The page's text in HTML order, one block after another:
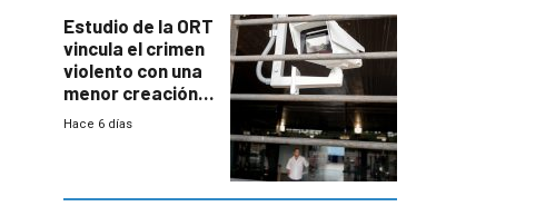
Estudio de la ORT
vincula el crimen
violento con una
menor creación
de empresas
Hace 6 días